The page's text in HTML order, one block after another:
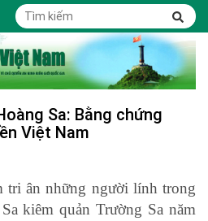
Sa: Bằng chứng
Việt Nam
tri ân những người lính trong
kiêm quản Trường Sa năm